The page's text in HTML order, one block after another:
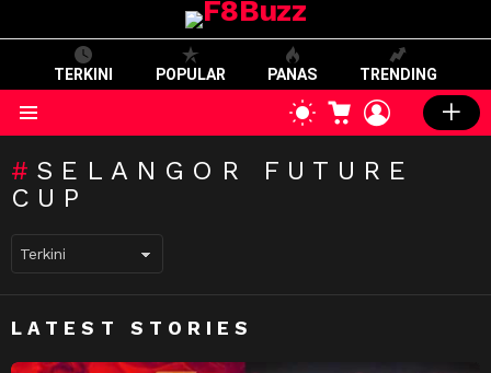
TERKINI POPULAR PANAS TRENDING
SWITCH
SKIN
CART LOGIN
SELANGOR FUTURE
CUP
LATEST STORIES